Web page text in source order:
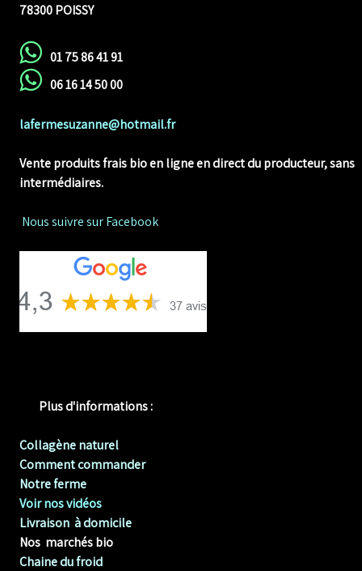
78300 POISSY
01 75 86 41 91
06 16 14 50 00
lafermesuzanne@hotmail.fr
Vente produits frais bio en ligneen direct du producteur, sans
intermédiaires.
Nous suivre sur Facebook
Plus d'informations :
Collagène naturel
Comment commander
Notre ferme
Voir nos vidéos
Livraison à domicile
Nos marchés bio
Chaine du froid